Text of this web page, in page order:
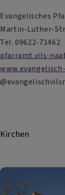
Evangelisches
Martin-Luther-
Tel. 09622-71462
pfarramt.vils-
Kirchen